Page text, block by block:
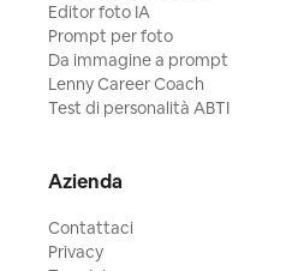
Editor foto IA
Prompt per foto
Da immagine a prompt
Lenny Career Coach
Test di personalità ABTI
Azienda
Contattaci
Privacy